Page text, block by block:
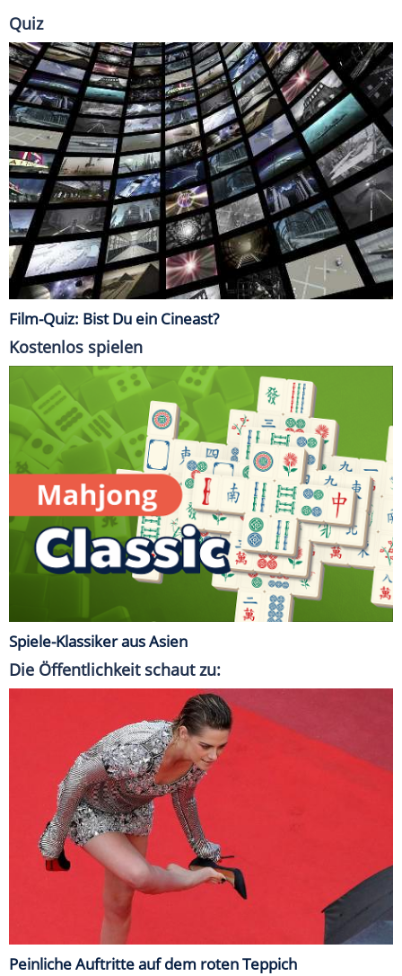
Quiz
Film-Quiz: Bist Du ein Cineast?
Kostenlos spielen
Spiele-Klassiker aus Asien
Die Öffentlichkeit schaut zu:
Peinliche Auftritte auf dem roten Teppich